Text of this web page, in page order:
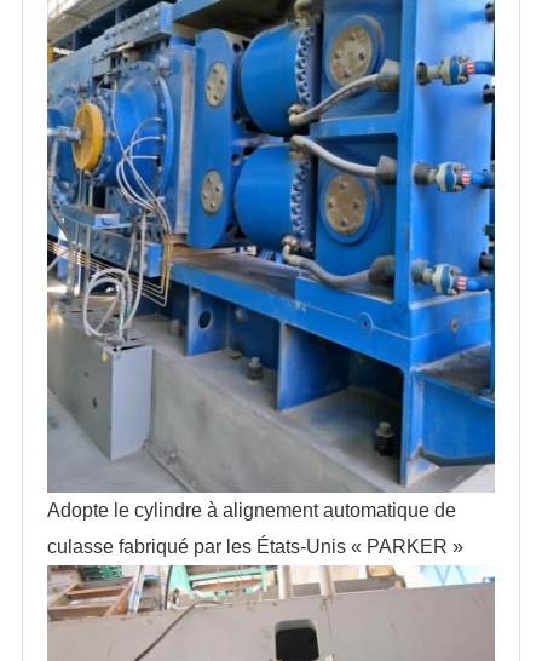
Adopte le cylindre à alignement automatique de
culasse fabriqué par les États-Unis « PARKER »